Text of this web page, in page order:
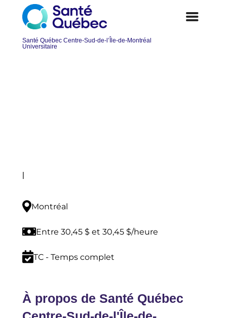
Montréal
Entre 30,45 $ et 30,45 $/heure
TC - Temps complet
À propos de Santé Québec